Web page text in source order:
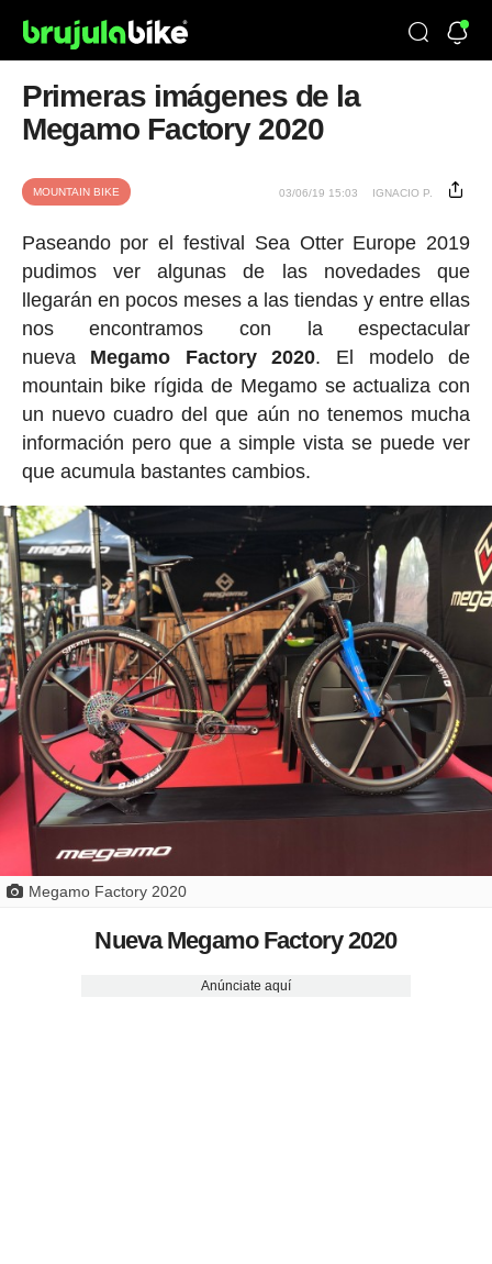
Primeras imágenes de la
Megamo Factory 2020
MOUNTAIN BIKE 03/06/19 15:03 IGNACIO P.
Paseando por el festival Sea Otter Europe 2019
pudimos ver algunas de las novedades que
llegarán en pocos meses a las tiendas y entre ellas
nos encontramos con la espectacular
nueva Megamo Factory 2020. El modelo de
mountain bike rígida de Megamo se actualiza con
un nuevo cuadro del que aún no tenemos mucha
información pero que a simple vista se puede ver
que acumula bastantes cambios.
Megamo Factory 2020
Nueva Megamo Factory 2020
Anúnciate aquí